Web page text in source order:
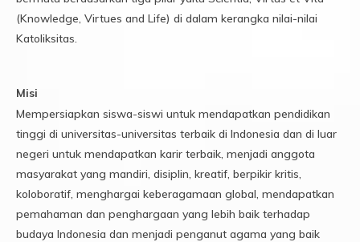
(Knowledge, Virtues and Life) di dalam kerangka nilai-nilai
Katoliksitas.
Misi
Mempersiapkan siswa-siswi untuk mendapatkan pendidikan
tinggi di universitas-universitas terbaik di Indonesia dan di luar
negeri untuk mendapatkan karir terbaik, menjadi anggota
masyarakat yang mandiri, disiplin, kreatif, berpikir kritis,
koloboratif, menghargai keberagamaan global, mendapatkan
pemahaman dan penghargaan yang lebih baik terhadap
budaya Indonesia dan menjadi penganut agama yang baik